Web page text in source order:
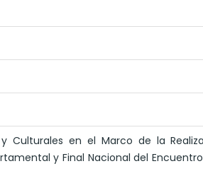
Culturales en el Marco de la
y Final Nacional del